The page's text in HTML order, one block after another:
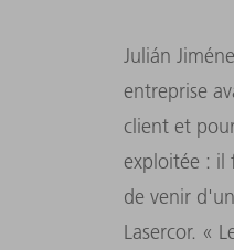
Julián
entreprise
client et
exploitée : il
de venir
Lasercor. «